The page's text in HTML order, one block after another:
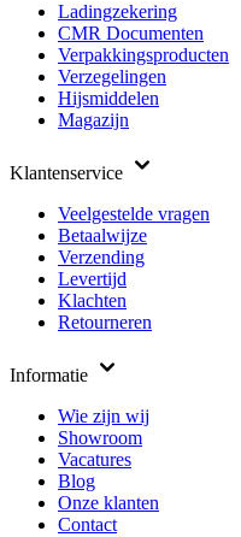
Ladingzekering
CMR Documenten
Verpakkingsproducten
Verzegelingen
Hijsmiddelen
Magazijn
Klantenservice
Veelgestelde vragen
Betaalwijze
Verzending
Levertijd
Klachten
Retourneren
Informatie
Wie zijn wij
Showroom
Vacatures
Blog
Onze klanten
Contact